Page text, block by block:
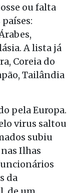
ou falta
A lista já
Coreia do
Tailândia
pela Europa.
virus saltou
subiu
Ilhas
da